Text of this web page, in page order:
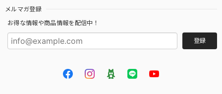
メルマガ登録
お得な情報や商品情報を配信中！
登録